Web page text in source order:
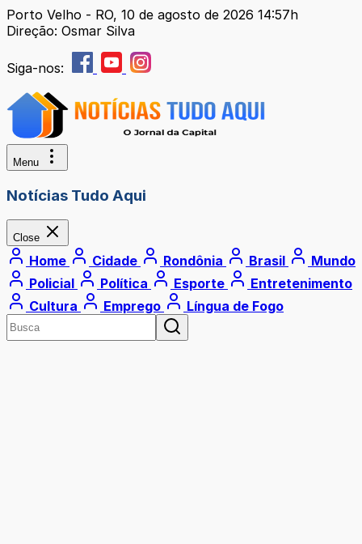
Porto Velho - RO, 10 de agosto de 2026 14:57h
Direção: Osmar Silva
Siga-nos:
Menu
Notícias Tudo Aqui
Close
Home Cidade Rondônia Brasil
Mundo
Policial
Política Esporte
Entretenimento
Cultura
Emprego Língua de Fogo